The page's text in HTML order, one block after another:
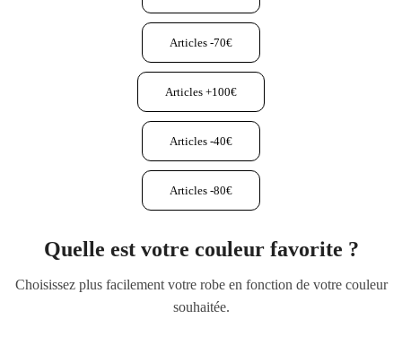
Articles -70€
Articles +100€
Articles -40€
Articles -80€
Quelle est votre couleur favorite ?
Choisissez plus facilement votre robe en fonction de votre couleur
souhaitée.